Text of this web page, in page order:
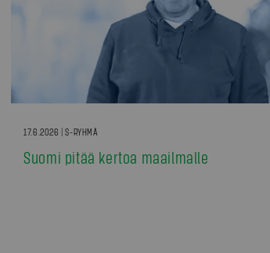
17.6.2026 | S-RYHMÄ
Suomi pitää kertoa maailmalle